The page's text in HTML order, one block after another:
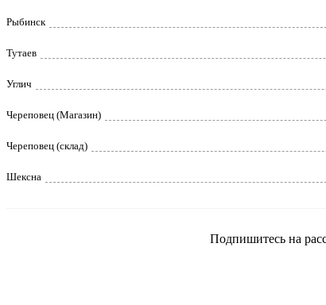
Рыбинск
Тутаев
Углич
Череповец (Магазин)
Череповец (склад)
Шексна
Подпишитесь на